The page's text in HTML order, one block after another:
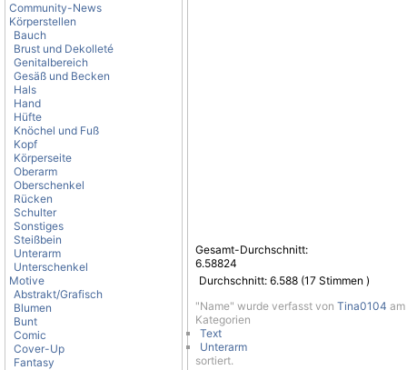
Community-News
Körperstellen
Bauch
Brust und Dekolleté
Genitalbereich
Gesäß und Becken
Hals
Hand
Hüfte
Knöchel und Fuß
Kopf
Körperseite
Oberarm
Oberschenkel
Rücken
Schulter
Sonstiges
Steißbein
Unterarm
Unterschenkel
Motive
Abstrakt/Grafisch
Blumen
Bunt
Comic
Cover-Up
Fantasy
Gesamt-Durchschnitt:
6.58824
Durchschnitt: 6.588 (17 Stimmen )
"Name" wurde verfasst von Tina0104
Kategorien
Text
Unterarm
sortiert.